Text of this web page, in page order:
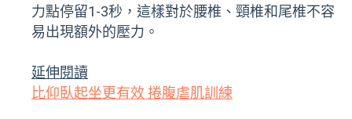
力點停留1-3秒，這樣對於腰椎、頸椎和尾椎不容
易出現額外的壓力。
延伸閱讀
比仰臥起坐更有效 捲腹虐肌訓練